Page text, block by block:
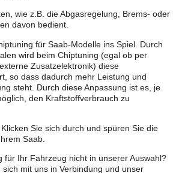
wie z.B. die Abgasregelung, Brems- oder
davon bedient.
für Saab-Modelle ins Spiel. Durch
wird beim Chiptuning (egal ob per
Zusatzelektronik) diese
so dass dadurch mehr Leistung und
steht. Durch diese Anpassung ist es, je
den Kraftstoffverbrauch zu
Sie sich durch und spüren Sie die
Saab.
für Ihr Fahrzeug nicht in unserer Auswahl?
mit uns in Verbindung und unser